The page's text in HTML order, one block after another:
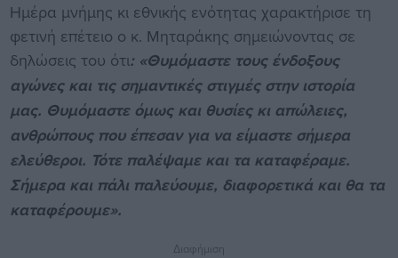
Ημέρα μνήμης κι εθνικής ενότητας χαρακτήρισε τη
φετινή επέτειο ο κ. Μηταράκης σημειώνοντας σε
δηλώσεις του ότι: «Θυμόμαστε τους ένδοξους
αγώνες και τις σημαντικές στιγμές στην ιστορία
μας. Θυμόμαστε όμως και θυσίες κι απώλειες,
ανθρώπους που έπεσαν για να είμαστε σήμερα
ελεύθεροι. Τότε παλέψαμε και τα καταφέραμε.
Σήμερα και πάλι παλεύουμε, διαφορετικά και θα τα
καταφέρουμε».
Διαφήμιση